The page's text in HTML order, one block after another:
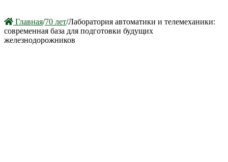
Главная/70 лет/Лаборатория автоматики и телемеханики:
современная база для подготовки будущих
железнодорожников